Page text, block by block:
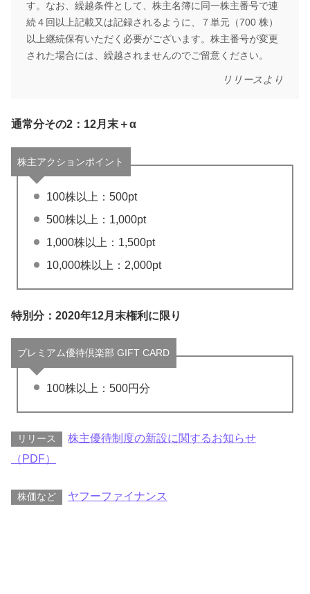
す。なお、繰越条件として、株主名簿に同一株主番号で連
続４回以上記載又は記録されるように、７単元（700 株）
以上継続保有いただく必要がございます。株主番号が変更
された場合には、繰越されませんのでご留意ください。
リリースより
通常分その2：12月末＋α
株主アクションポイント
100株以上：500pt
500株以上：1,000pt
1,000株以上：1,500pt
10,000株以上：2,000pt
特別分：2020年12月末権利に限り
プレミアム優待倶楽部 GIFT CARD
100株以上：500円分
リリース
株主優待制度の新設に関するお知らせ
（PDF）
株価など ヤフーファイナンス